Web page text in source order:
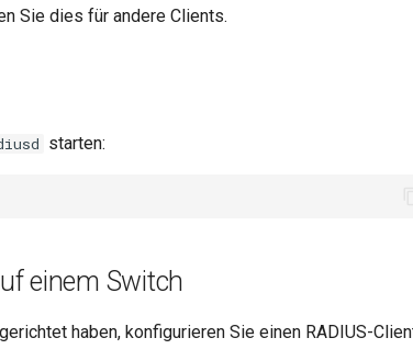
Sie dies für andere Clients.
starten:
einem Switch
haben, konfigurieren Sie einen RADIUS-